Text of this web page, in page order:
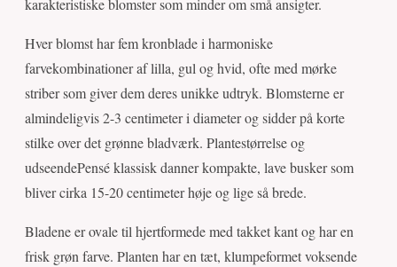
karakteristiske blomster som minder om små ansigter.
Hver blomst har fem kronblade i harmoniske
farvekombinationer af lilla, gul og hvid, ofte med mørke
striber som giver dem deres unikke udtryk. Blomsterne er
almindeligvis 2-3 centimeter i diameter og sidder på korte
stilke over det grønne bladværk. Plantestørrelse og
udseendePensé klassisk danner kompakte, lave busker som
bliver cirka 15-20 centimeter høje og lige så brede.
Bladene er ovale til hjertformede med takket kant og har en
frisk grøn farve. Planten har en tæt, klumpeformet voksende